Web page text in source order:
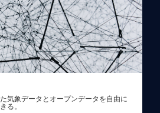
気象データとオープンデータを自由に
る。